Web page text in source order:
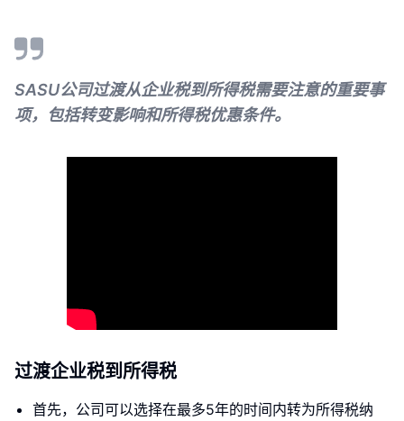
SASU公司过渡从企业税到所得税需要注意的重要事
项，包括转变影响和所得税优惠条件。
过渡企业税到所得税
首先，公司可以选择在最多5年的时间内转为所得税纳